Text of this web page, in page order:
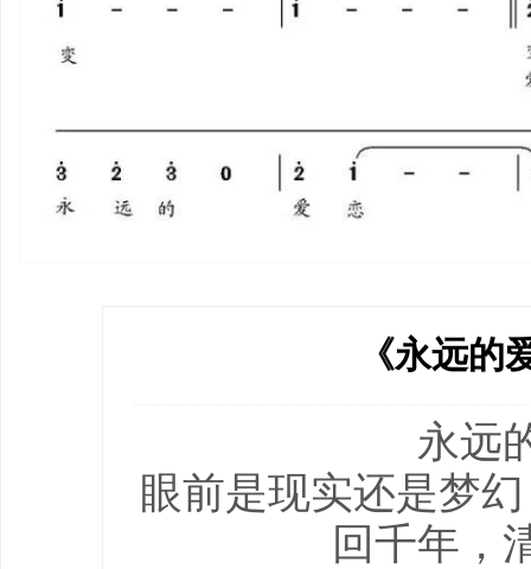
《永远的
永远
眼前是现实还是梦
回千年，